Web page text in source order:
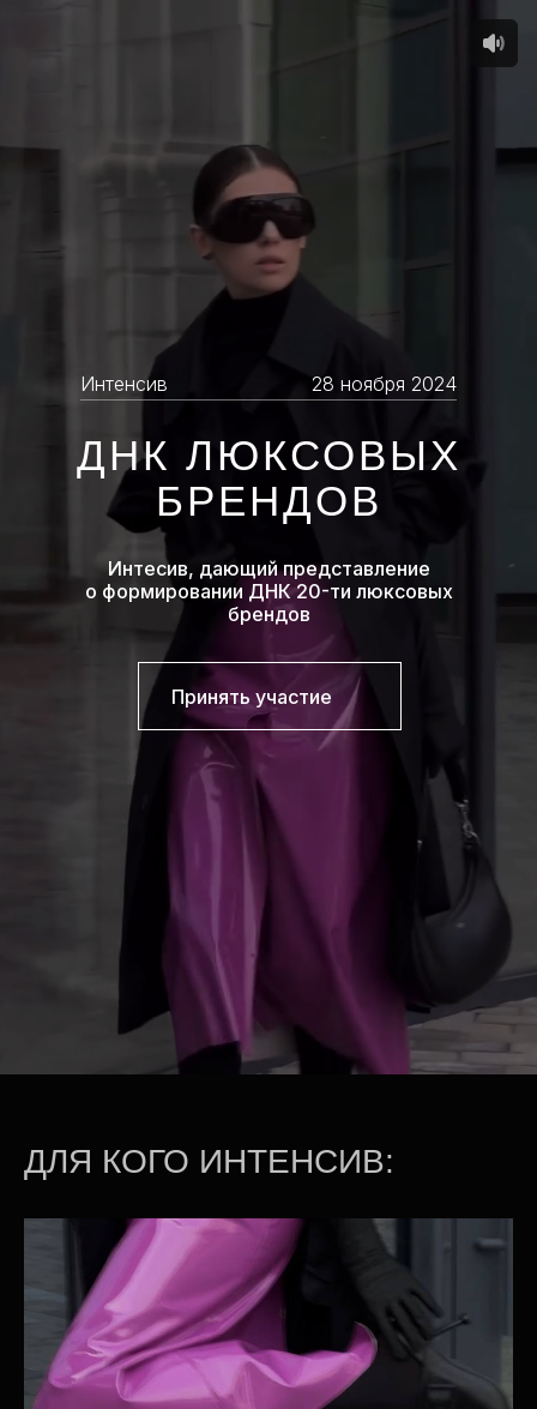
ДНК ЛЮКСОВЫХ
БРЕНДОВ
Интесив, дающий представление
о формировании ДНК 20-ти люксовых
брендов
Принять участие
Интенсив 28 ноября 2024
ДЛЯ КОГО ИНТЕНСИВ: